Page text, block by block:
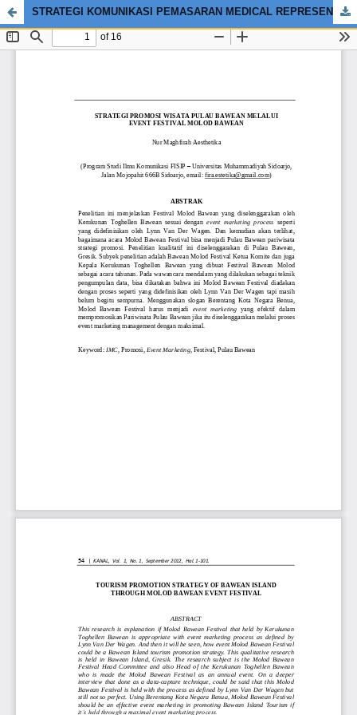
STRATEGI KOMUNIKASI PEMASARAN MEDICAL REPRESENTATIVE